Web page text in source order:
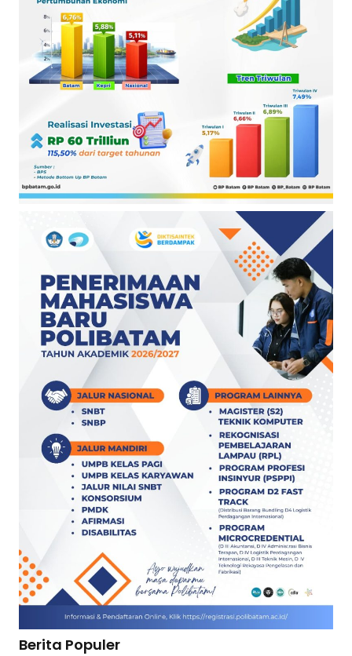
Berita Populer